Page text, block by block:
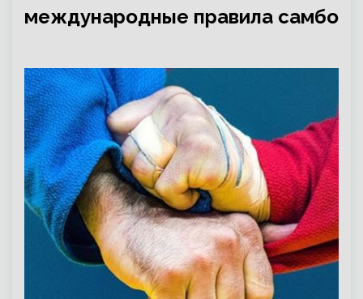
международные правила самбо